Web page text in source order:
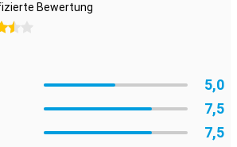
Du kannst sie einfach an deinen
damit du sie immer dabei hast. Ebenfalls
nicht nur zum Aufladen, sondern auch
verwenden. Alles, was Sie brauchen, in
Bewertung
5,0
7,5
7,5